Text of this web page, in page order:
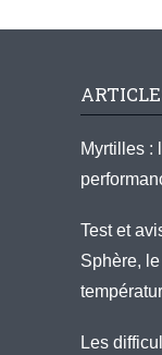
Myrtilles :
Test et
Sphère,
Les